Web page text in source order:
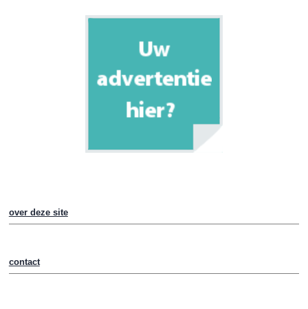
over deze site
contact